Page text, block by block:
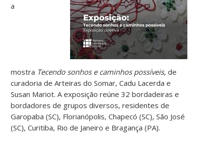
a
mostra Tecendo sonhos e caminhos possíveis, de
curadoria de Arteiras do Somar, Cadu Lacerda e
Susan Mariot. A exposição reúne 32 bordadeiras e
bordadores de grupos diversos, residentes de
Garopaba (SC), Florianópolis, Chapecó (SC), São José
(SC), Curitiba, Rio de Janeiro e Bragança (PA).